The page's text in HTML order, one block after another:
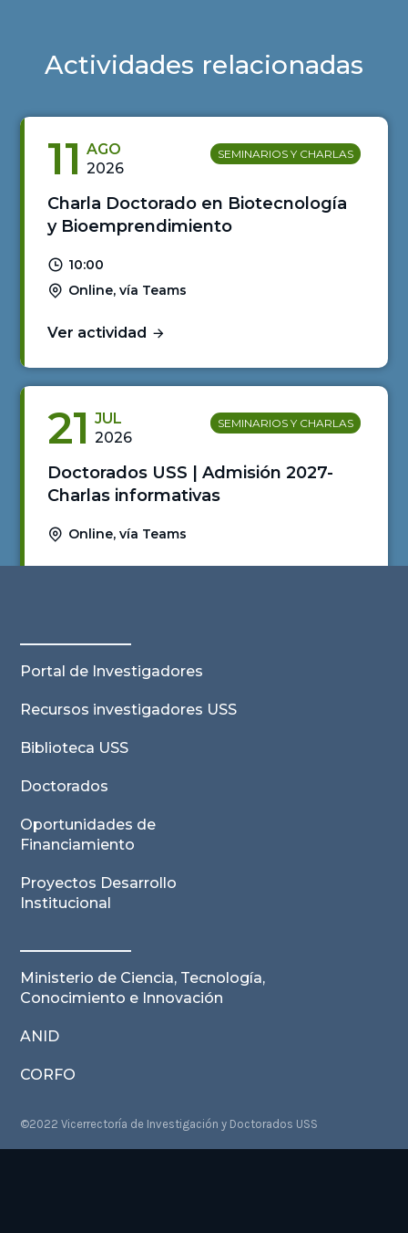
Actividades relacionadas
11 AGO
2026
SEMINARIOS Y CHARLAS
Charla Doctorado en Biotecnología
y Bioemprendimiento
10:00
Online, vía Teams
Ver actividad
21 JUL
2026
SEMINARIOS Y CHARLAS
Doctorados USS | Admisión 2027-
Charlas informativas
Online, vía Teams
Portal de Investigadores
Recursos investigadores USS
Biblioteca USS
Doctorados
Oportunidades de
Financiamiento
Proyectos Desarrollo
Institucional
Ministerio de Ciencia, Tecnología,
Conocimiento e Innovación
ANID
CORFO
©2022 Vicerrectoría de Investigación y Doctorados USS